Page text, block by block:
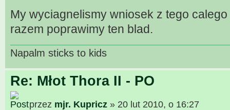
My wyciagnelismy wniosek z tego
razem poprawimy ten blad.
Napalm sticks to kids
Re: Młot Thora II - PO
przez mjr. Kupricz » 20 lut 2010, o 16:27